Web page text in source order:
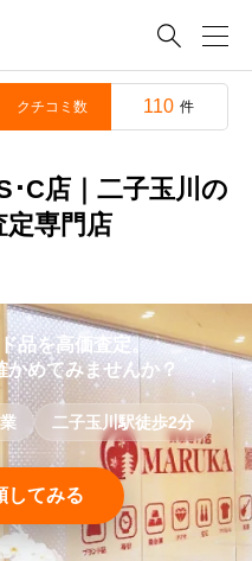

クチコミ数 110 件
･C店｜二子玉川の
定専門店
品を高価査定。
めてみませんか？
二子玉川駅徒歩2分
してみる